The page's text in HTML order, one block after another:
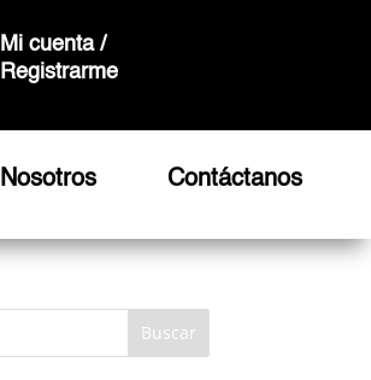
Mi cuenta /
Registrarme
Nosotros Contáctanos
Buscar